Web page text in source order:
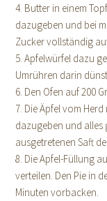
4. Butter in einem
dazugeben und bei
Zucker vollständig
5. Apfelwürfel dazu
Umrühren darin
6. Den Ofen auf 200
7. Die Äpfel vom
dazugeben und alles
ausgetretenen Saft
8. Die Apfel-Füllung
verteilen. Den Pie in
Minuten vorbacken.